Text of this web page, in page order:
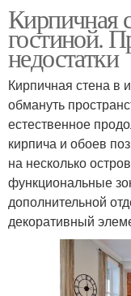
Кирпичная
гостиной.
недостатки
Кирпичная стена в
обмануть
естественное
кирпича и обоев
на несколько
функциональные
дополнительной
декоративный